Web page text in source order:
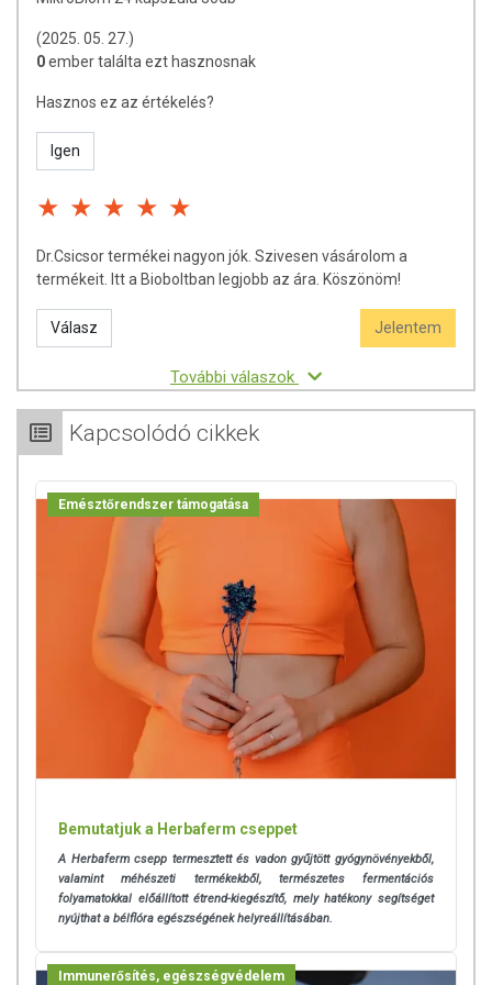
Élelmi rostokban gazdag étkezéssel támogassa a bélflóra
egészséges működését.
Nátrium-Butirát, Mikrokristályos cellulóz, Sacharomices Boulardi,
acidophilus, Lactobacillus crispatus, Lactobacillus salivarius,
adeloscentis, Bifidobacterium infantis, Bacillus clausii, Lactobacillus
reuteri, Lactobacillus gasseri, Pediococcus acidalactici, Lactococcus
lactis, Bifidobacterium breve, Bacillus subtilis, Leuconostoc
mesenteroides, Pediococcus pentosaceus, Lactobacillus plantarum,
Lactobacillus paracasei, Streptococcus thermophilus.
TOVÁBBI TUDNIVALÓK
(2025. 05. 27.)
0ember találta ezt hasznosnak
Hasznos ez az értékelés?
Igen
Dr.Csicsor termékei nagyon jók. Szivesen vásárolom a
termékeit. Itt a Bioboltban legjobb az ára. Köszönöm!
Válasz Jelentem
További válaszok
Kapcsolódó cikkek
Emésztőrendszer támogatása
Bemutatjuk a Herbaferm cseppet
A Herbaferm csepp termesztett és vadon gyűjtött gyógynövényekből,
valamint méhészeti termékekből, természetes fermentációs
folyamatokkal előállított étrend-kiegészítő, mely hatékony segítséget
nyújthat a bélflóra egészségének helyreállításában.
Immunerősítés, egészségvédelem